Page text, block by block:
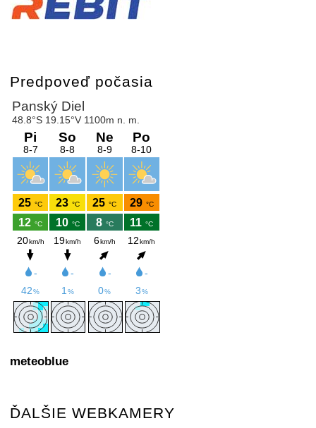
Predpoveď počasia
meteoblue
ĎALŠIE WEBKAMERY